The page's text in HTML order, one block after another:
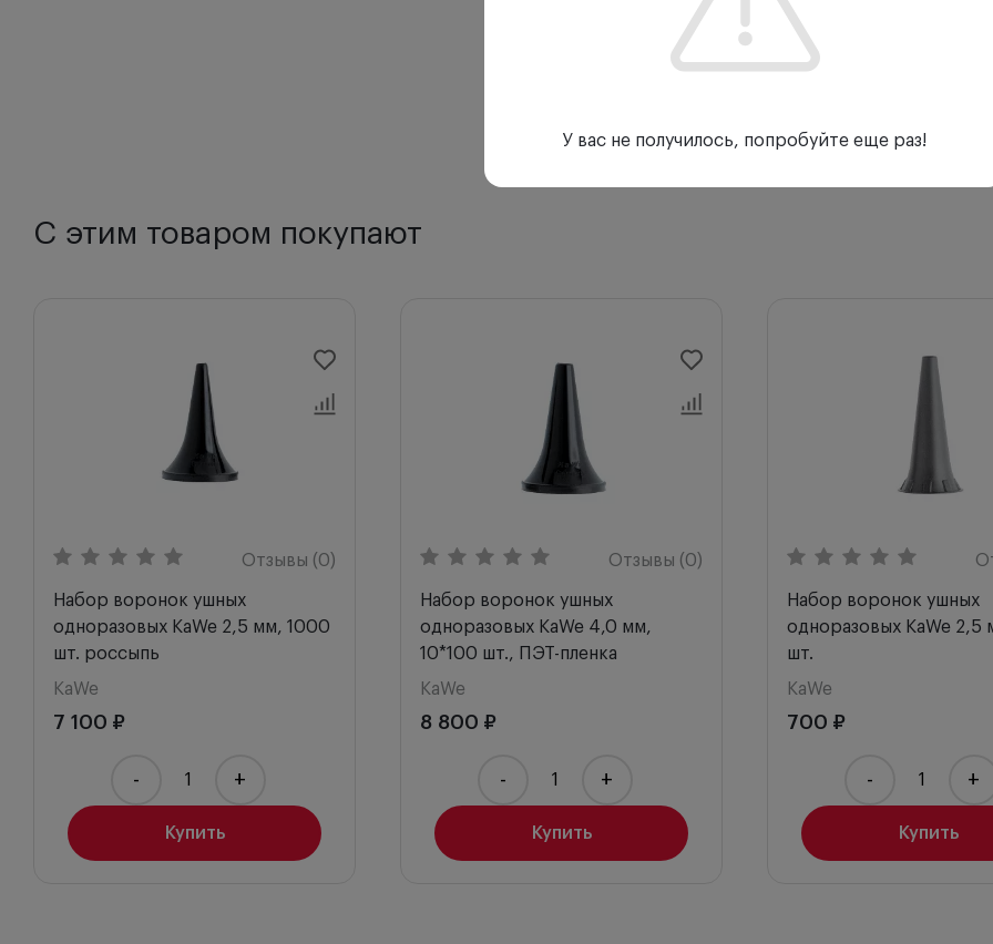
С этим товаром покупают
Отзывы (0)
Набор воронок ушных
одноразовых KaWe 2,5 мм, 1000
шт. россыпь
KaWe
7 100 ₽
Купить
- +
Отзывы (0)
Набор воронок ушных
одноразовых KaWe 4,0 мм,
10*100 шт., ПЭТ-пленка
KaWe
8 800 ₽
Купить
- +
Набор воронок ушных
одноразовых KaWe 2,5
шт.
KaWe
700 ₽
Купить
- +
У вас не получилось, попробуйте еще раз!